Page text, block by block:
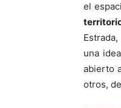
el
una
abierto
otros,